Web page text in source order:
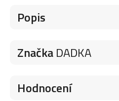
Popis
ZnačkaDADKA
Hodnocení